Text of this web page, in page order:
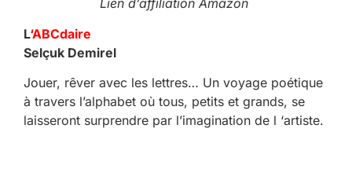
L‘ABCdaire
Selçuk Demirel
Jouer, rêver avec les lettres… Un voyage poétique
à travers l’alphabet où tous, petits et grands, se
laisseront surprendre par l’imagination de l ‘artiste.